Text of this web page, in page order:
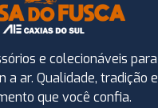
e colecionáveis para
a ar. Qualidade, tradição e
que você confia.